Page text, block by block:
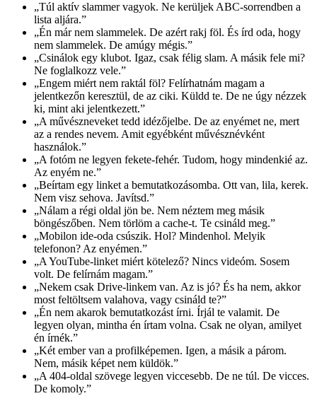
„Túl aktív slammer vagyok. Ne kerüljek ABC-sorrendben a
lista aljára.”
„Én már nem slammelek. De azért rakj föl. És írd oda, hogy
nem slammelek. De amúgy mégis.”
„Csinálok egy klubot. Igaz, csak félig slam. A másik fele mi?
Ne foglalkozz vele.”
„Engem miért nem raktál föl? Felírhatnám magam a
jelentkezőn keresztül, de az ciki. Küldd te. De ne úgy nézzek
ki, mint aki jelentkezett.”
„A művészneveket tedd idézőjelbe. De az enyémet ne, mert
az a rendes nevem. Amit egyébként művésznévként
használok.”
„A fotóm ne legyen fekete-fehér. Tudom, hogy mindenkié az.
Az enyém ne.”
„Beírtam egy linket a bemutatkozásomba. Ott van, lila, kerek.
Nem visz sehova. Javítsd.”
„Nálam a régi oldal jön be. Nem néztem meg másik
böngészőben. Nem törlöm a cache-t. Te csináld meg.”
„Mobilon ide-oda csúszik. Hol? Mindenhol. Melyik
telefonon? Az enyémen.”
„A YouTube-linket miért kötelező? Nincs videóm. Sosem
volt. De felírnám magam.”
„Nekem csak Drive-linkem van. Az is jó? És ha nem, akkor
most feltöltsem valahova, vagy csináld te?”
„Én nem akarok bemutatkozást írni. Írjál te valamit. De
legyen olyan, mintha én írtam volna. Csak ne olyan, amilyet
én írnék.”
„Két ember van a profilképemen. Igen, a másik a párom.
Nem, másik képet nem küldök.”
„A 404-oldal szövege legyen viccesebb. De ne túl. De vicces.
De komoly.”